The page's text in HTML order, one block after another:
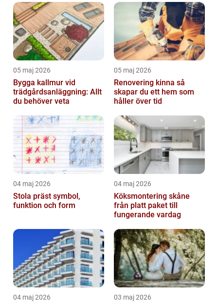
05 maj 2026
Bygga kallmur vid
trädgårdsanläggning: Allt
du behöver veta
05 maj 2026
Renovering kinna så
skapar du ett hem som
håller över tid
04 maj 2026
Stola präst symbol,
funktion och form
04 maj 2026
Köksmontering skåne
från platt paket till
fungerande vardag
04 maj 2026 03 maj 2026